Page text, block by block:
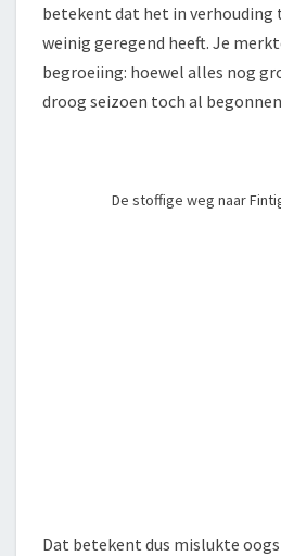
betekent dat het in
weinig geregend heeft. Je
begroeiing: hoewel alles nog
droog seizoen toch al
De stoffige weg naar
Dat betekent dus mislukte